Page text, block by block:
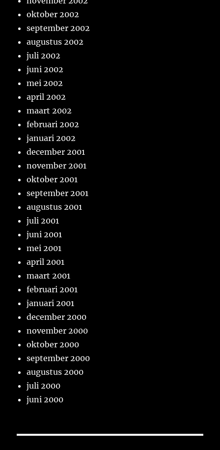
oktober 2002
september 2002
augustus 2002
juli 2002
juni 2002
mei 2002
april 2002
maart 2002
februari 2002
januari 2002
december 2001
november 2001
oktober 2001
september 2001
augustus 2001
juli 2001
juni 2001
mei 2001
april 2001
maart 2001
februari 2001
januari 2001
december 2000
november 2000
oktober 2000
september 2000
augustus 2000
juli 2000
juni 2000